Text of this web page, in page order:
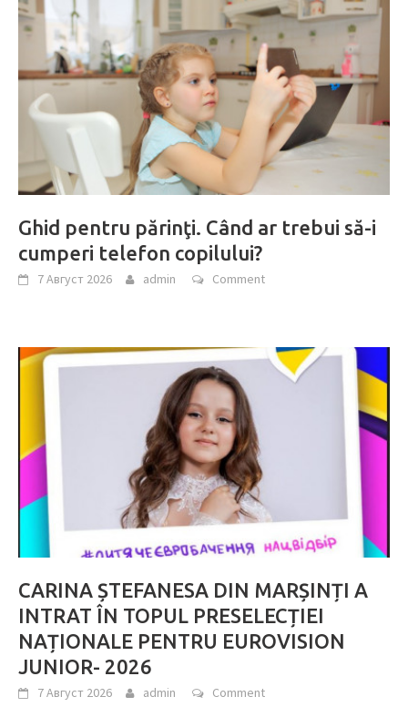
Ghid pentru părinţi. Când ar trebui să-i
cumperi telefon copilului?
7 Август 2026 admin Comment
CARINA ȘTEFANESA DIN MARȘINȚI A
INTRAT ÎN TOPUL PRESELECȚIEI
NAȚIONALE PENTRU EUROVISION
JUNIOR- 2026
7 Август 2026 admin Comment